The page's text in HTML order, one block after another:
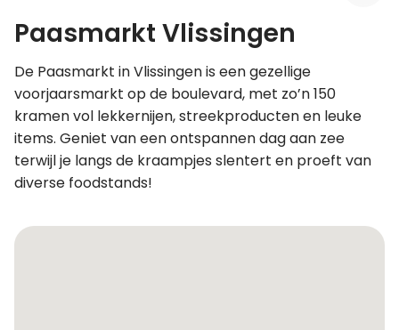
Leer koken als een chef
Kooktips & blogs
Paasmarkt Vlissingen
De Paasmarkt in Vlissingen is een gezellige
voorjaarsmarkt op de boulevard, met zo’n 150
kramen vol lekkernijen, streekproducten en leuke
items. Geniet van een ontspannen dag aan zee
terwijl je langs de kraampjes slentert en proeft van
diverse foodstands!